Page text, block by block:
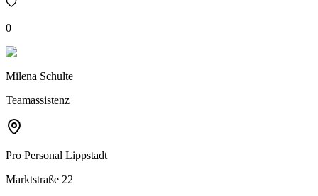
0
Milena Schulte
Teamassistenz
Pro Personal Lippstadt
Marktstraße 22